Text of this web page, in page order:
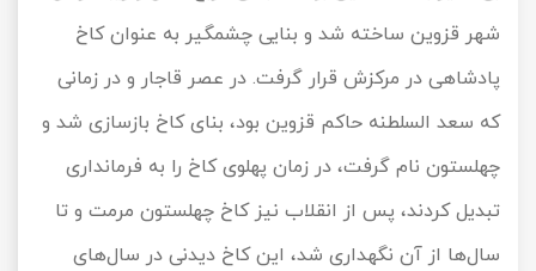
شهر قزوین ساخته شد و بنایی چشمگیر به عنوان کاخ
پادشاهی در مرکزش قرار گرفت. در عصر قاجار و در زمانی
که سعد السلطنه حاکم قزوین بود، بنای کاخ بازسازی شد و
چهلستون نام گرفت، در زمان پهلوی کاخ را به فرمانداری
تبدیل کردند، پس از انقلاب نیز کاخ چهلستون مرمت و تا
سال‌ها از آن نگهداری شد، این کاخ دیدنی در سال‌های